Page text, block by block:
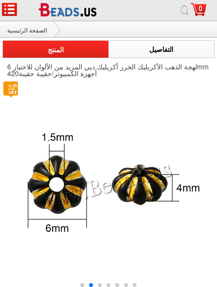
0
الصفحة الرئيسية
لهجة الذهب اﻷكريليك الخرز
المنتج
التفاصيل
لهجة الذهب اﻷكريليك الخرز أكريليك ديي المزيد من الألوان للاختيار 6mm
420أجهزة الكمبيوتر/حقيبة حقيبة